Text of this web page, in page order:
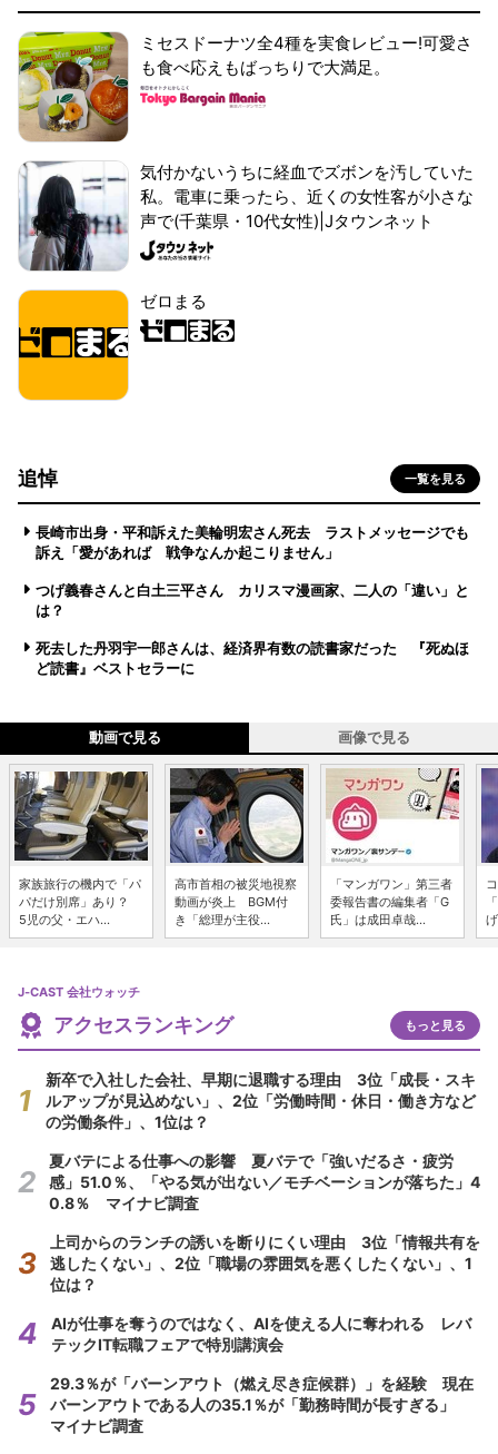
ミセスドーナツ全4種を実食レビュー!可愛さ
も食べ応えもばっちりで大満足。
気付かないうちに経血でズボンを汚していた
私。電車に乗ったら、近くの女性客が小さな
声で(千葉県・10代女性)|Jタウンネット
ゼロまる
追悼 一覧を見る
長崎市出身・平和訴えた美輪明宏さん死去 ラストメッセージでも
訴え「愛があれば 戦争なんか起こりません」
つげ義春さんと白土三平さん カリスマ漫画家、二人の「違い」と
は？
死去した丹羽宇一郎さんは、経済界有数の読書家だった 『死ぬほ
ど読書』ベストセラーに
動画で見る 画像で見る
家族旅行の機内で「パ
パだけ別席」あり？
5児の父・エハ...
高市首相の被災地視察
動画が炎上 BGM付
き「総理が主役...
「マンガワン」第三者
委報告書の編集者「G
氏」は成田卓哉...
J-CAST 会社ウォッチ
アクセスランキング もっと見る
新卒で入社した会社、早期に退職する理由 3位「成長・スキ
ルアップが見込めない」、2位「労働時間・休日・働き方など
の労働条件」、1位は？
夏バテによる仕事への影響 夏バテで「強いだるさ・疲労
感」51.0％、「やる気が出ない／モチベーションが落ちた」4
0.8％ マイナビ調査
上司からのランチの誘いを断りにくい理由 3位「情報共有を
逃したくない」、2位「職場の雰囲気を悪くしたくない」、1
位は？
AIが仕事を奪うのではなく、AIを使える人に奪われる レバ
テックIT転職フェアで特別講演会
29.3％が「バーンアウト（燃え尽き症候群）」を経験 現在
バーンアウトである人の35.1％が「勤務時間が長すぎる」
マイナビ調査